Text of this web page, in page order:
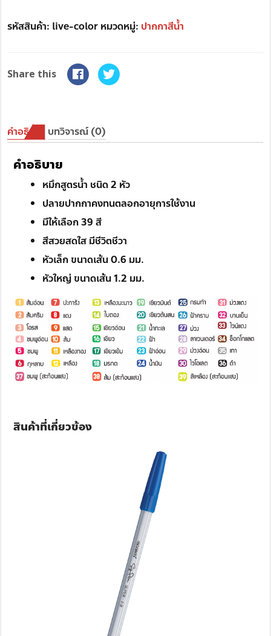
รหัสสินค้า: live-color หมวดหมู่: ปากกาสีน้ำ
Share this
คำอธิบาย บทวิจารณ์ (0)
คำอธิบาย
หมึกสูตรน้ำ ชนิด 2 หัว
ปลายปากกาคงทนตลอกอายุการใช้งาน
มีให้เลือก 39 สี
สีสวยสดใส มีชีวิตชีวา
หัวเล็ก ขนาดเส้น 0.6 มม.
หัวใหญ่ ขนาดเส้น 1.2 มม.
สินค้าที่เกี่ยวข้อง